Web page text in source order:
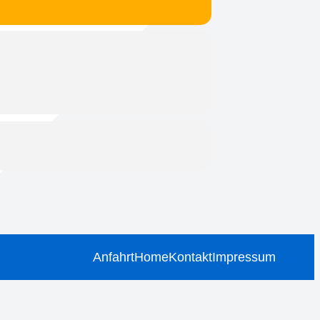
AnfahrtHomeKontaktImpressum